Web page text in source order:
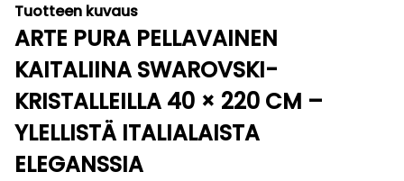
Tuotteen kuvaus
ARTE PURA PELLAVAINEN
KAITALIINA SWAROVSKI-
KRISTALLEILLA 40 × 220 CM –
YLELLISTÄ ITALIALAISTA
ELEGANSSIA